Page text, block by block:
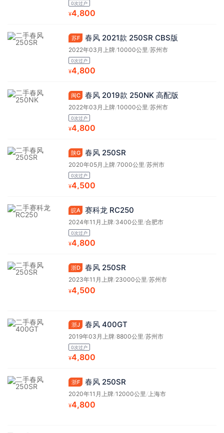
0次过户
¥4,800
苏F 春风 2021款 250SR CBS版
2022年03月上牌/10000公里/苏州市
0次过户
¥4,800
闽C 春风 2019款 250NK 高配版
2022年03月上牌/10000公里 /苏州市
0次过户
¥4,800
陕G 春风 250SR
2020年05月上牌/7000公里 /苏州市
0次过户
¥4,500
皖A 赛科龙 RC250
2024年11月上牌/3400公里 /合肥市
0次过户
¥4,800
浙D 春风 250SR
2023年11月上牌/23000公里 /苏州市
¥4,500
浙J 春风 400GT
2019年03月上牌/8800公里 /苏州市
0次过户
¥4,800
浙F 春风 250SR
2020年11月上牌/12000公里 /上海市
¥4,800